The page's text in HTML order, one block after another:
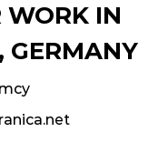
WORK IN
GERMANY